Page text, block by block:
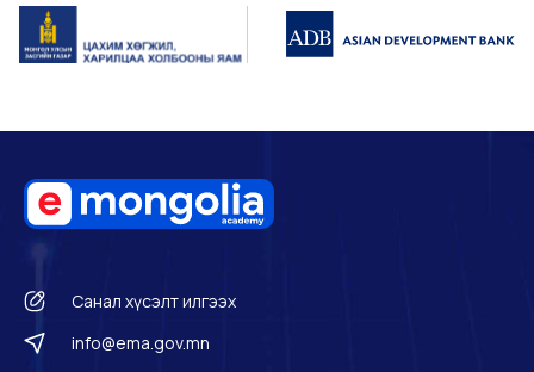
Санал хүсэлт илгээх
info@ema.gov.mn